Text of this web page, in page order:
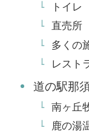
トイレ
直売所
多くの
レスト
道の駅那
南ヶ丘
鹿の湯